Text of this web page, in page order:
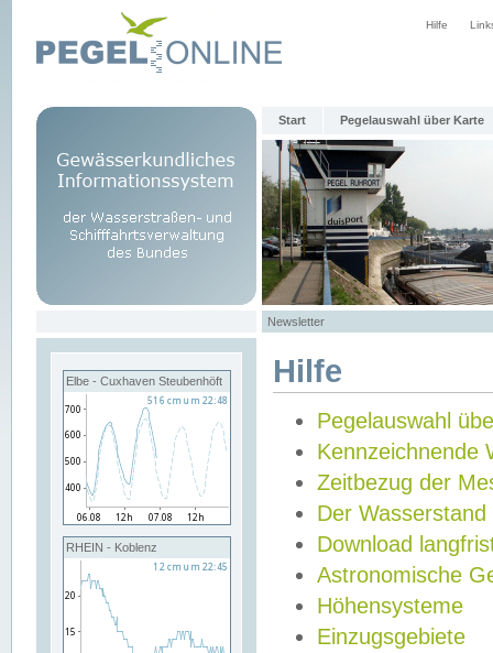
Hilfe
Start Pegelauswahl über Karte
Newsletter
Elbe - Cuxhaven Steubenhöft
RHEIN - Koblenz
Hilfe
Pegelauswahl
Kennzeichnende
Zeitbezug der
Der Wasserstand
Download
Astronomische
Höhensysteme
Einzugsgebiete